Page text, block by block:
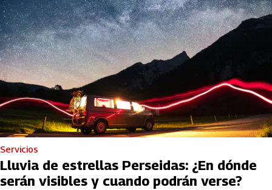
Servicios
Lluvia de estrellas Perseidas: ¿En dónde
serán visibles y cuando podrán verse?